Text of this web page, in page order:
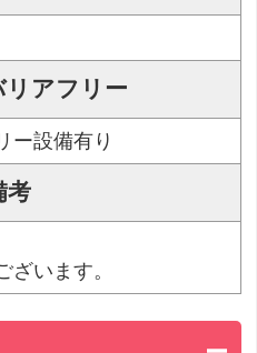
リアフリー
ー設備有り
考
ざいます。